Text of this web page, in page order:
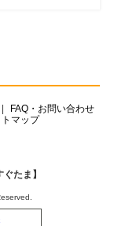
FAQ・お問い合わせ
マップ
たま】